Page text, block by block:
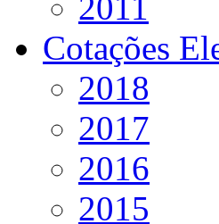
2011
Cotações
2018
2017
2016
2015